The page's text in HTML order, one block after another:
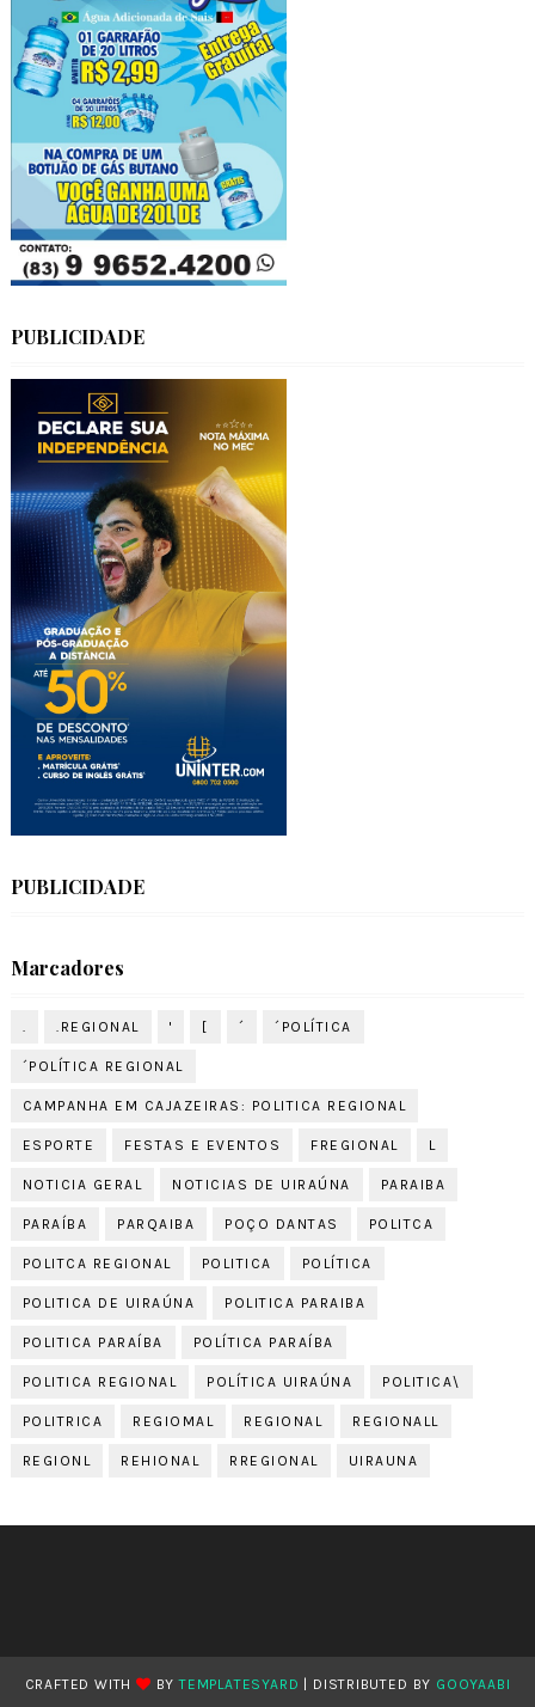
PUBLICIDADE
PUBLICIDADE
Marcadores
. .REGIONAL ' [ ´ ´POLÍTICA
´POLÍTICA REGIONAL
CAMPANHA EM CAJAZEIRAS: POLITICA REGIONAL
ESPORTE FESTAS E EVENTOS FREGIONAL L
NOTICIA GERAL NOTICIAS DE UIRAÚNA PARAIBA
PARAÍBA PARQAIBA POÇO DANTAS POLITCA
POLITCA REGIONAL POLITICA POLÍTICA
POLITICA DE UIRAÚNA POLITICA PARAIBA
POLITICA PARAÍBA POLÍTICA PARAÍBA
POLITICA REGIONAL POLÍTICA UIRAÚNA POLITICA\
POLITRICA REGIOMAL REGIONAL REGIONALL
REGIONL REHIONAL RREGIONAL UIRAUNA
CRAFTED WITH BYTEMPLATESYARD | DISTRIBUTED BY GOOYAABI